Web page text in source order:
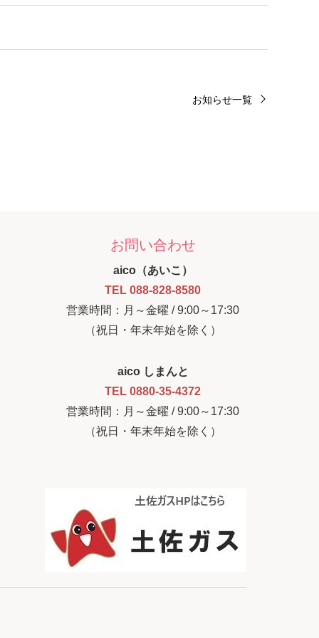
お知らせ一覧
お問い合わせ
aico（あいこ）
TEL 088-828-8580
営業時間：月～金曜 / 9:00～17:30
（祝日・年末年始を除く）
aico しまんと
TEL 0880-35-4372
営業時間：月～金曜 / 9:00～17:30
（祝日・年末年始を除く）